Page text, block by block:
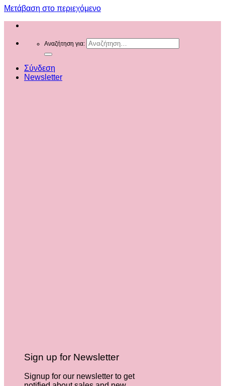
Μετάβαση στο περιεχόμενο
Αναζήτηση για:
Σύνδεση
Newsletter
Sign up for Newsletter
Signup for our newsletter to get